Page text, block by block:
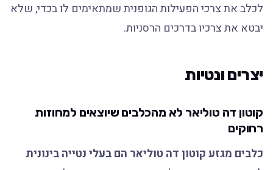
לכלב את צרכי הפעילות הגופנית שמתאימים לו בכדי, שלא
יבטא את צרכיו בדרכים הרסניות.
יצרים ונטיות
קוטון דה טוליאר לא מהכלבים שיוצאים למחוזות
רחוקים
כלבים מגזע קוטון דה טוליאר הם בעלי נטייה בינונית